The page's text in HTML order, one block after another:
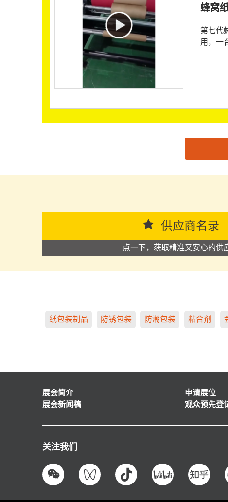
蜂窝
第七代
用，一
供应商名录
点一下，获取精准又安心的供
纸包装制品 防锈包装 防潮包装 粘合剂
展会简介
展会新闻稿
申请展位
观众预先登
关注我们